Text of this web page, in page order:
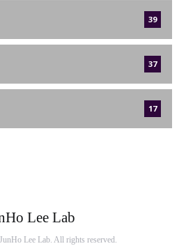
39
37
17
Lee Lab
Lee Lab. All rights reserved.